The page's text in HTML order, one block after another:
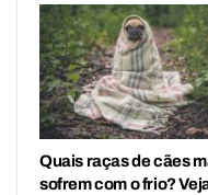
Quais raças de cães
sofrem com o frio?